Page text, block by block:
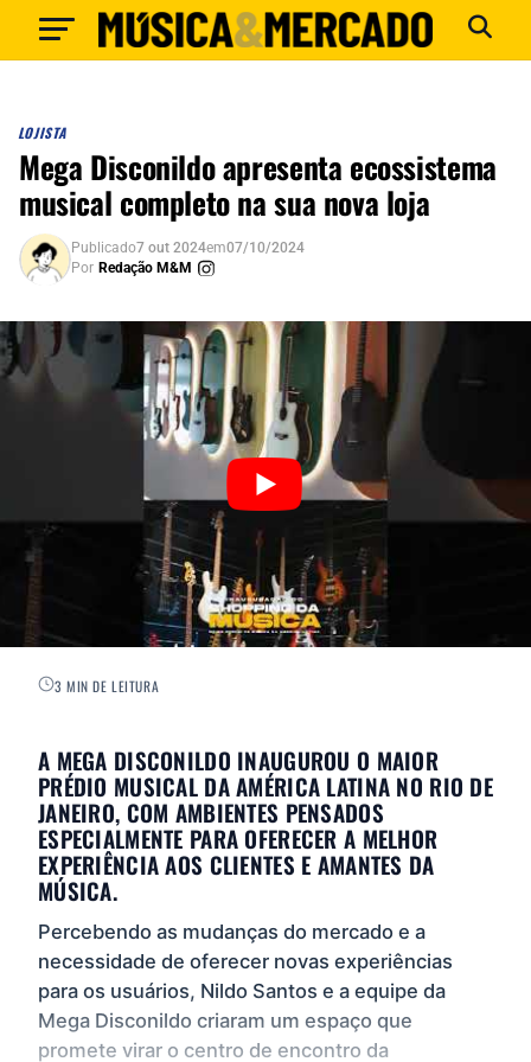
LOJISTA
Mega Disconildo apresenta ecossistema
musical completo na sua nova loja
Publicado7 out 2024em07/10/2024
Por Redação M&M
3 MIN DE LEITURA
A MEGA DISCONILDO INAUGUROU O MAIOR
PRÉDIO MUSICAL DA AMÉRICA LATINA NO RIO DE
JANEIRO, COM AMBIENTES PENSADOS
ESPECIALMENTE PARA OFERECER A MELHOR
EXPERIÊNCIA AOS CLIENTES E AMANTES DA
MÚSICA.
Percebendo as mudanças do mercado e a
necessidade de oferecer novas experiências
para os usuários, Nildo Santos e a equipe da
Mega Disconildo criaram um espaço que
promete virar o centro de encontro da